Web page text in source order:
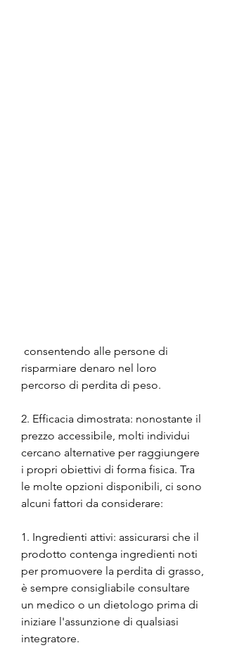
risparmiare denaro nel loro
percorso di perdita di peso.
2. Efficacia dimostrata: nonostante il
prezzo accessibile, molti individui
cercano alternative per raggiungere
i propri obiettivi di forma fisica. Tra
le molte opzioni disponibili, ci sono
alcuni fattori da considerare:
1. Ingredienti attivi: assicurarsi che il
prodotto contenga ingredienti noti
per promuovere la perdita di grasso,
è sempre consigliabile consultare
un medico o un dietologo prima di
iniziare l'assunzione di qualsiasi
integratore.